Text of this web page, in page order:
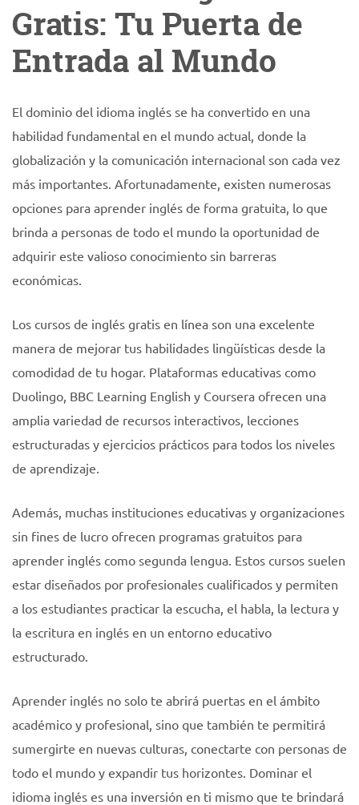
Gratis: Tu Puerta de
Entrada al Mundo
El dominio del idioma inglés se ha convertido en una
habilidad fundamental en el mundo actual, donde la
globalización y la comunicación internacional son cada vez
más importantes. Afortunadamente, existen numerosas
opciones para aprender inglés de forma gratuita, lo que
brinda a personas de todo el mundo la oportunidad de
adquirir este valioso conocimiento sin barreras
económicas.
Los cursos de inglés gratis en línea son una excelente
manera de mejorar tus habilidades lingüísticas desde la
comodidad de tu hogar. Plataformas educativas como
Duolingo, BBC Learning English y Coursera ofrecen una
amplia variedad de recursos interactivos, lecciones
estructuradas y ejercicios prácticos para todos los niveles
de aprendizaje.
Además, muchas instituciones educativas y organizaciones
sin fines de lucro ofrecen programas gratuitos para
aprender inglés como segunda lengua. Estos cursos suelen
estar diseñados por profesionales cualificados y permiten
a los estudiantes practicar la escucha, el habla, la lectura y
la escritura en inglés en un entorno educativo
estructurado.
Aprender inglés no solo te abrirá puertas en el ámbito
académico y profesional, sino que también te permitirá
sumergirte en nuevas culturas, conectarte con personas de
todo el mundo y expandir tus horizontes. Dominar el
idioma inglés es una inversión en ti mismo que te brindará